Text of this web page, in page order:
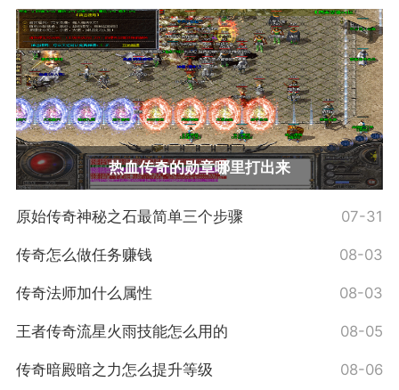
热血传奇的勋章哪里打出来
原始传奇神秘之石最简单三个步骤 07-31
传奇怎么做任务赚钱 08-03
传奇法师加什么属性 08-03
王者传奇流星火雨技能怎么用的 08-05
传奇暗殿暗之力怎么提升等级 08-06